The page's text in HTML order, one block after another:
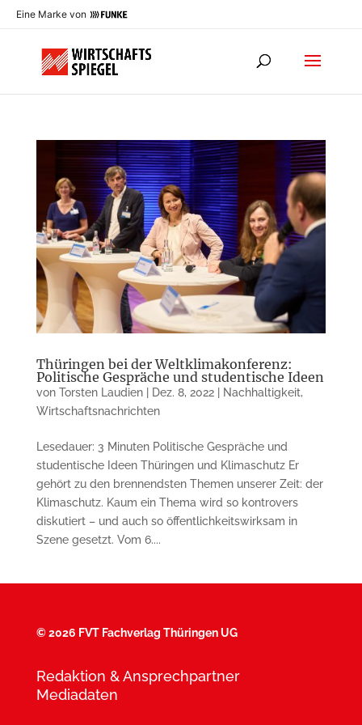
Eine Marke von
Thüringen bei der Weltklimakonferenz:
Politische Gespräche und studentische Ideen
von Torsten Laudien| Dez. 8, 2022| Nachhaltigkeit,
Wirtschaftsnachrichten
Lesedauer: 3 Minuten Politische Gespräche und
studentische Ideen Thüringen und Klimaschutz Er
gehört zu den brennendsten The­men unserer Zeit: der
Klimaschutz. Kaum ein Thema wird so kontrovers
diskutiert – und auch so öffentlich­keitswirksam in
Szene gesetzt. Vom 6....
©2026 FVT Fachverlag Thüringen UG
Redaktion & Ansprechpartner
Mediadaten